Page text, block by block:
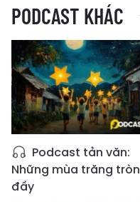
PODCAST KHÁC
Podcast tản văn:
Những mùa trăng tròn
đầy